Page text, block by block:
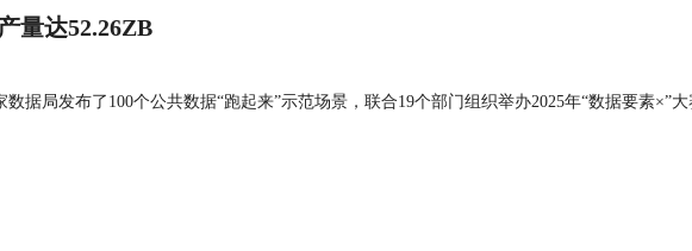
量达52.26ZB
据局发布了100个公共数据“跑起来”示范场景，联合19个部门组织举办2025年“数据要素×”大